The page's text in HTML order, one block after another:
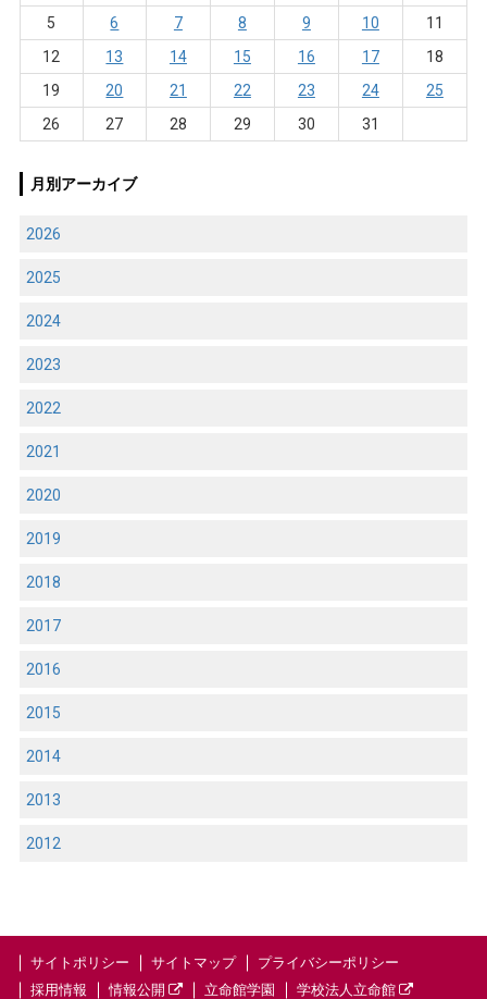
5
6 7 8 9 10
11
12
13 14 15 16 17
18
19
20 21 22 23 24
25
26
27 28 29 30 31
月別アーカイブ
2026
2025
2024
2023
2022
2021
2020
2019
2018
2017
2016
2015
2014
2013
2012
サイトポリシー サイトマップ
プライバシーポリシー
採用情報
情報公開 立命館学園 学校法人立命館